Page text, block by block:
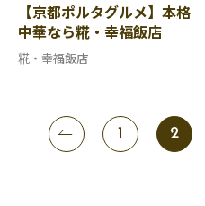
【京都ポルタグルメ】本格
中華なら糀・幸福飯店
糀・幸福飯店
1 2